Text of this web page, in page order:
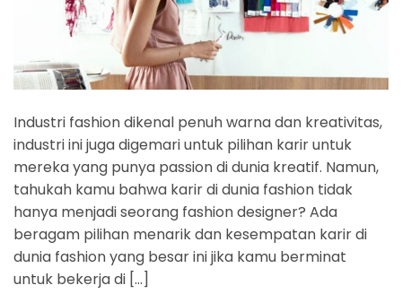
Industri fashion dikenal penuh warna dan kreativitas,
industri ini juga digemari untuk pilihan karir untuk
mereka yang punya passion di dunia kreatif. Namun,
tahukah kamu bahwa karir di dunia fashion tidak
hanya menjadi seorang fashion designer? Ada
beragam pilihan menarik dan kesempatan karir di
dunia fashion yang besar ini jika kamu berminat
untuk bekerja di […]